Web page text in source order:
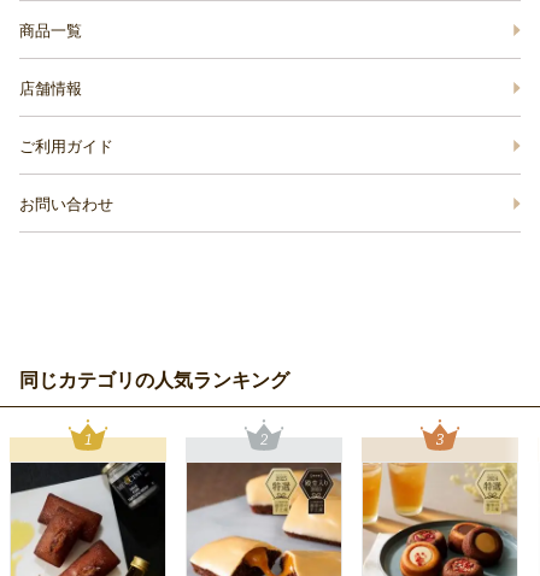
商品一覧
店舗情報
ご利用ガイド
お問い合わせ
同じカテゴリの人気ランキング